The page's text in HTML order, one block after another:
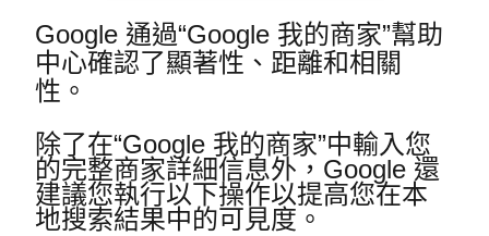
Google 通過“Google 我的商家”幫助
中心確認了顯著性、距離和相關
性。
除了在“Google 我的商家”中輸入您
的完整商家詳細信息外，Google 還
建議您執行以下操作以提高您在本
地搜索結果中的可見度。